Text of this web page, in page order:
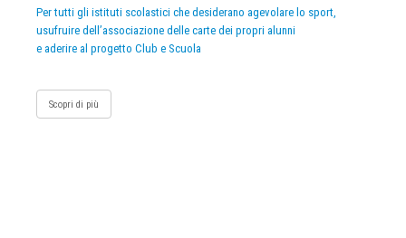
Per tutti gli istituti scolastici che desiderano agevolare lo sport,
usufruire dell’associazione delle carte dei propri alunni
e aderire al progetto Club e Scuola
Scopri di più